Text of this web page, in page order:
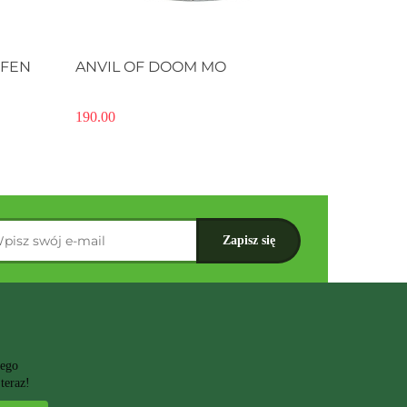
Produkt niedostępny
ANVIL OF DOOM MO
190.00